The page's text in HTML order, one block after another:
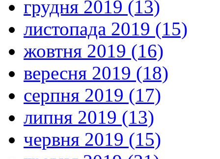
грудня 2019 (13)
листопада 2019 (15)
жовтня 2019 (16)
вересня 2019 (18)
серпня 2019 (17)
липня 2019 (13)
червня 2019 (15)